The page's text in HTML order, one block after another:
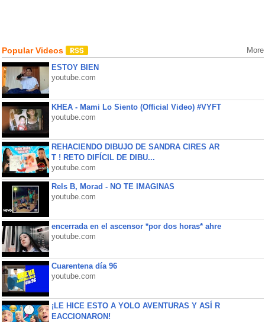
Popular Videos More
ESTOY BIEN
youtube.com
KHEA - Mami Lo Siento (Official Video) #VYFT
youtube.com
REHACIENDO DIBUJO DE SANDRA CIRES AR
T ! RETO DIFÍCIL DE DIBU...
youtube.com
Rels B, Morad - NO TE IMAGINAS
youtube.com
encerrada en el ascensor *por dos horas* ahre
youtube.com
Cuarentena día 96
youtube.com
¡LE HICE ESTO A YOLO AVENTURAS Y ASÍ R
EACCIONARON!